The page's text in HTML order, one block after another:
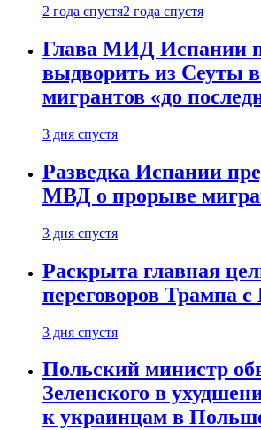
2 года спустя2 года спустя
Глава МИД Испании
выдворить из Сеуты
мигрантов «до
3 дня спустя
Разведка Испании
МВД о прорыве
3 дня спустя
Раскрыта главная
переговоров Трампа
3 дня спустя
Польский министр
Зеленского в
к украинцам в